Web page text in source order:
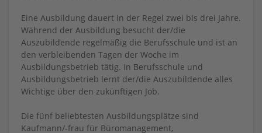
Eine Ausbildung dauert in der Regel zwei bis drei Jahre.
Während der Ausbildung besucht der/die
Auszubildende regelmäßig die Berufsschule und ist an
den verbleibenden Tagen der Woche im
Ausbildungsbetrieb tätig. In Berufsschule und
Ausbildungsbetrieb lernt der/die Auszubildende alles
Wichtige über den zukünftigen Job.
Die fünf beliebtesten Ausbildungsplätze sind
Kaufmann/-frau für Büromanagement,